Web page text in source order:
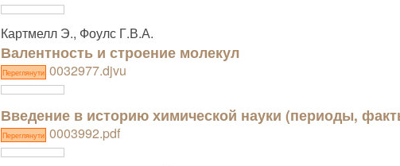
Картмелл Э., Фоулс Г.В.А.
Валентность и строение молекул
Переглянути0032977.djvu
Введение в историю химической науки (периоды,
Переглянути0003992.pdf